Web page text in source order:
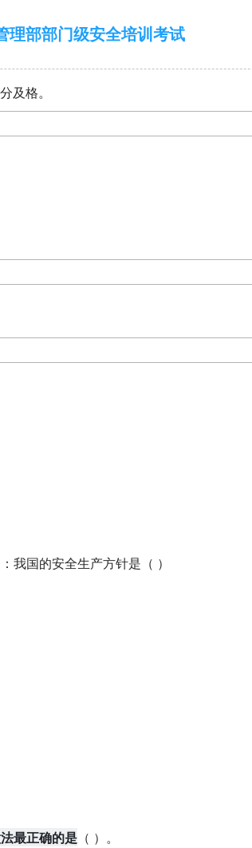
理部部门级安全培训考试
及格。
1、《中华人民共和国安全生产法》规定：我国的安全生产方针是（ ）
最正确的是
（ ）。